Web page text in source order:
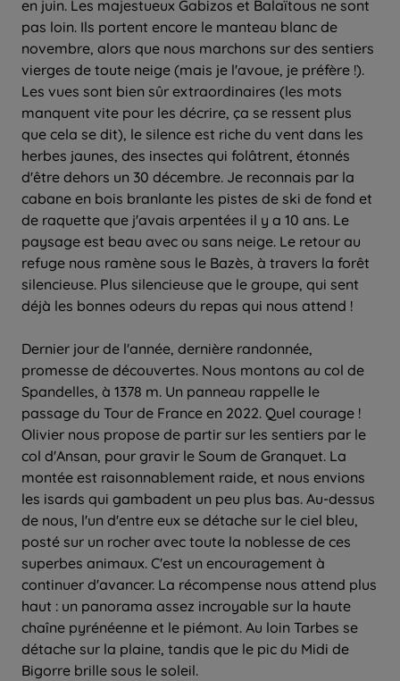
en juin. Les majestueux Gabizos et Balaïtous ne sont
pas loin. Ils portent encore le manteau blanc de
novembre, alors que nous marchons sur des sentiers
vierges de toute neige (mais je l'avoue, je préfère !).
Les vues sont bien sûr extraordinaires (les mots
manquent vite pour les décrire, ça se ressent plus
que cela se dit), le silence est riche du vent dans les
herbes jaunes, des insectes qui folâtrent, étonnés
d'être dehors un 30 décembre. Je reconnais par la
cabane en bois branlante les pistes de ski de fond et
de raquette que j'avais arpentées il y a 10 ans. Le
paysage est beau avec ou sans neige. Le retour au
refuge nous ramène sous le Bazès, à travers la forêt
silencieuse. Plus silencieuse que le groupe, qui sent
déjà les bonnes odeurs du repas qui nous attend !
Dernier jour de l'année, dernière randonnée,
promesse de découvertes. Nous montons au col de
Spandelles, à 1378 m. Un panneau rappelle le
passage du Tour de France en 2022. Quel courage !
Olivier nous propose de partir sur les sentiers par le
col d'Ansan, pour gravir le Soum de Granquet. La
montée est raisonnablement raide, et nous envions
les isards qui gambadent un peu plus bas. Au-dessus
de nous, l'un d'entre eux se détache sur le ciel bleu,
posté sur un rocher avec toute la noblesse de ces
superbes animaux. C'est un encouragement à
continuer d'avancer. La récompense nous attend plus
haut : un panorama assez incroyable sur la haute
chaîne pyrénéenne et le piémont. Au loin Tarbes se
détache sur la plaine, tandis que le pic du Midi de
Bigorre brille sous le soleil.